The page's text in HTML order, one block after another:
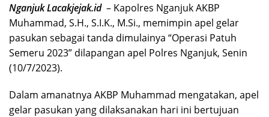
Nganjuk Lacakjejak.id – Kapolres Nganjuk AKBP
Muhammad, S.H., S.I.K., M.Si., memimpin apel gelar
pasukan sebagai tanda dimulainya “Operasi Patuh
Semeru 2023” dilapangan apel Polres Nganjuk, Senin
(10/7/2023).
Dalam amanatnya AKBP Muhammad mengatakan, apel
gelar pasukan yang dilaksanakan hari ini bertujuan